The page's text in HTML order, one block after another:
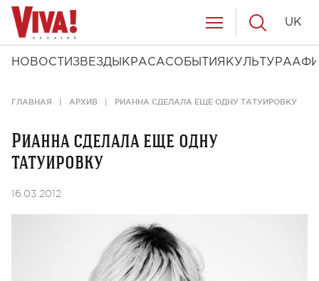
НОВОСТИ ЗВЕЗДЫ КРАСАСОБЫТИЯ КУЛЬТУРА
UK
ГЛАВНАЯ АРХИВ РИАННА СДЕЛАЛА ЕЩЕ ОДНУ ТАТУИРОВКУ
Рианна сделала еще одну
татуировку
16.03.2012